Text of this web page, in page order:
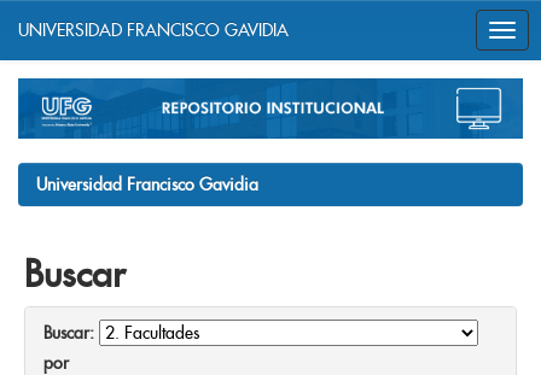
navigation
UNIVERSIDAD FRANCISCO GAVIDIA
Universidad Francisco Gavidia
Buscar
Buscar:
por